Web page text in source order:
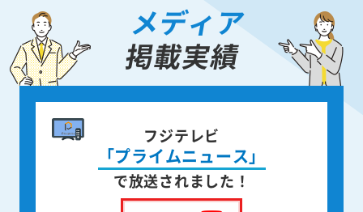
メディア
掲載実績
書籍出版
身近な人が
亡くなった後の遺品整理
を出版しました！